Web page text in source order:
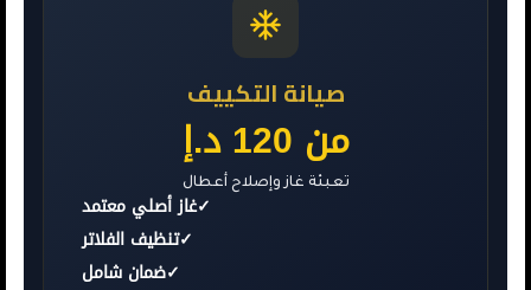
صيانة التكييف
من 120 د.إ
تعبئة غاز وإصلاح أعطال
✓غاز أصلي معتمد
✓تنظيف الفلاتر
✓ضمان شامل